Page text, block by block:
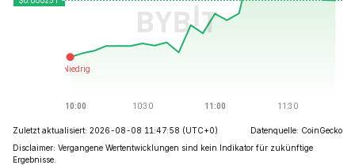
Zuletzt aktualisiert: 2026-08-08 11:47:58 (UTC+0)
Datenquelle: CoinGecko
Disclaimer: Vergangene Wertentwicklungen sind kein Indikator für zukünftige
Ergebnisse.